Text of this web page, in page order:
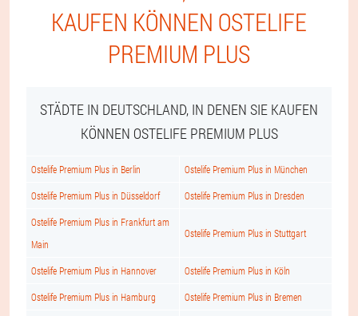
KAUFEN KÖNNEN OSTELIFE
PREMIUM PLUS
STÄDTE IN DEUTSCHLAND, IN DENEN SIE KAUFEN
KÖNNEN OSTELIFE PREMIUM PLUS
Ostelife Premium Plus in Berlin Ostelife Premium Plus in München
Ostelife Premium Plus in Düsseldorf Ostelife Premium Plus in Dresden
Ostelife Premium Plus in Frankfurt am
Main
Ostelife Premium Plus in Stuttgart
Ostelife Premium Plus in Hannover Ostelife Premium Plus in Köln
Ostelife Premium Plus in Hamburg Ostelife Premium Plus in Bremen